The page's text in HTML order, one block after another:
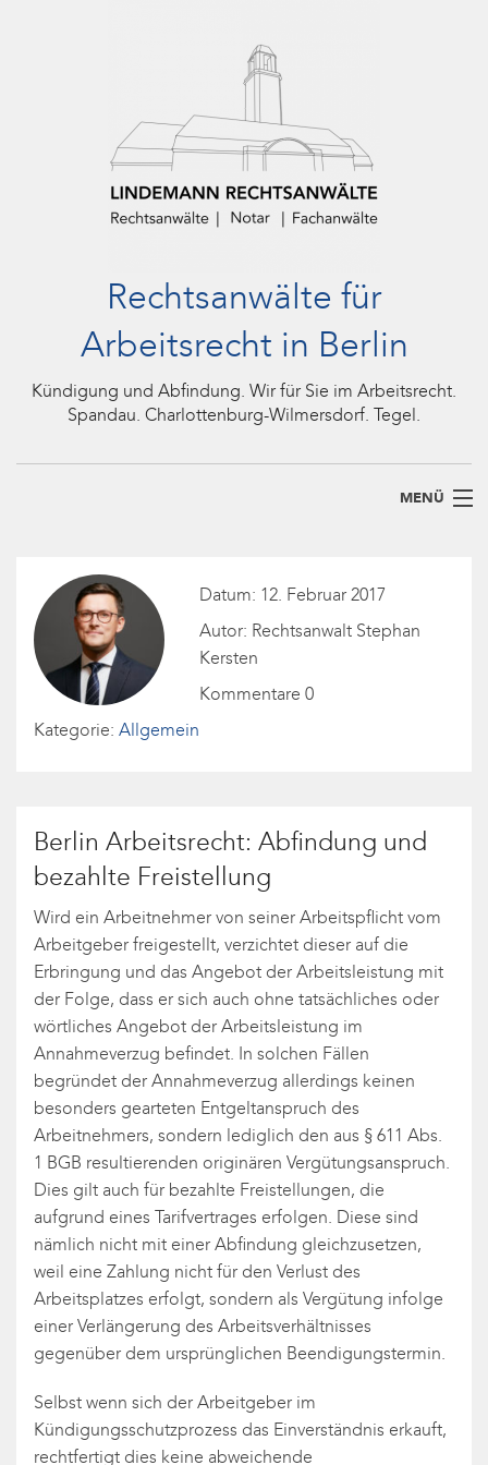
Rechtsanwälte für
Arbeitsrecht in Berlin
Kündigung und Abfindung. Wir für Sie im Arbeitsrecht.
Spandau. Charlottenburg-Wilmersdorf. Tegel.
MENÜ
Arbeitsrecht für Arbeitnehmer
Arbeitsrecht für Arbeitgeber
So erreichen Sie uns +49 (30) 36 75 30-23
Datum: 12. Februar 2017
Autor: Rechtsanwalt Stephan
Kersten
Kommentare 0
Kategorie: Allgemein
Berlin Arbeitsrecht: Abfindung und
bezahlte Freistellung
Wird ein Arbeitnehmer von seiner Arbeitspflicht vom
Arbeitgeber freigestellt, verzichtet dieser auf die
Erbringung und das Angebot der Arbeitsleistung mit
der Folge, dass er sich auch ohne tatsächliches oder
wörtliches Angebot der Arbeitsleistung im
Annahmeverzug befindet. In solchen Fällen
begründet der Annahmeverzug allerdings keinen
besonders gearteten Entgeltanspruch des
Arbeitnehmers, sondern lediglich den aus § 611 Abs.
1 BGB resultierenden originären Vergütungsanspruch.
Dies gilt auch für bezahlte Freistellungen, die
aufgrund eines Tarifvertrages erfolgen. Diese sind
nämlich nicht mit einer Abfindung gleichzusetzen,
weil eine Zahlung nicht für den Verlust des
Arbeitsplatzes erfolgt, sondern als Vergütung infolge
einer Verlängerung des Arbeitsverhältnisses
gegenüber dem ursprünglichen Beendigungstermin.
Selbst wenn sich der Arbeitgeber im
Kündigungsschutzprozess das Einverständnis erkauft,
rechtfertigt dies keine abweichende